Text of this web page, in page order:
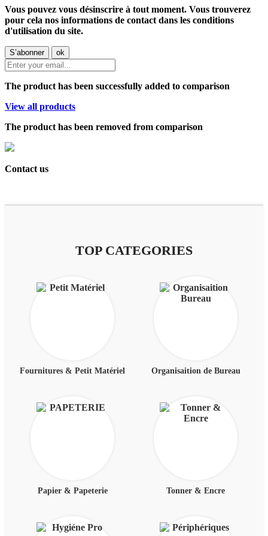
Vous pouvez vous désinscrire à tout moment. Vous trouverez
pour cela nos informations de contact dans les conditions
d'utilisation du site.
The product has been successfully added to comparison
View all products
The product has been removed from comparison
Contact us
TOP CATEGORIES
Fournitures & Petit Matériel Organisaition de Bureau
Papier & Papeterie Tonner & Encre